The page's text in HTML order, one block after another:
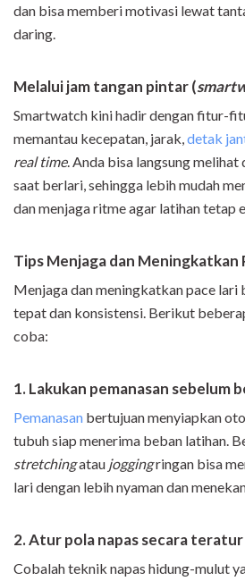
dan bisa memberi motivasi lewat
daring.
Melalui jam tangan pintar (
Smartwatch kini hadir dengan fitur-
memantau kecepatan, jarak, detak
real time. Anda bisa langsung
saat berlari, sehingga lebih mudah
dan menjaga ritme agar latihan tetap
Tips Menjaga dan Meningkatkan
Menjaga dan meningkatkan pace lari
tepat dan konsistensi. Berikut
coba:
1. Lakukan pemanasan sebelum
Pemanasan bertujuan menyiapkan
tubuh siap menerima beban latihan.
stretchingatau joggingringan bisa
lari dengan lebih nyaman dan
2. Atur pola napas secara teratur
Cobalah teknik napas hidung-mulut